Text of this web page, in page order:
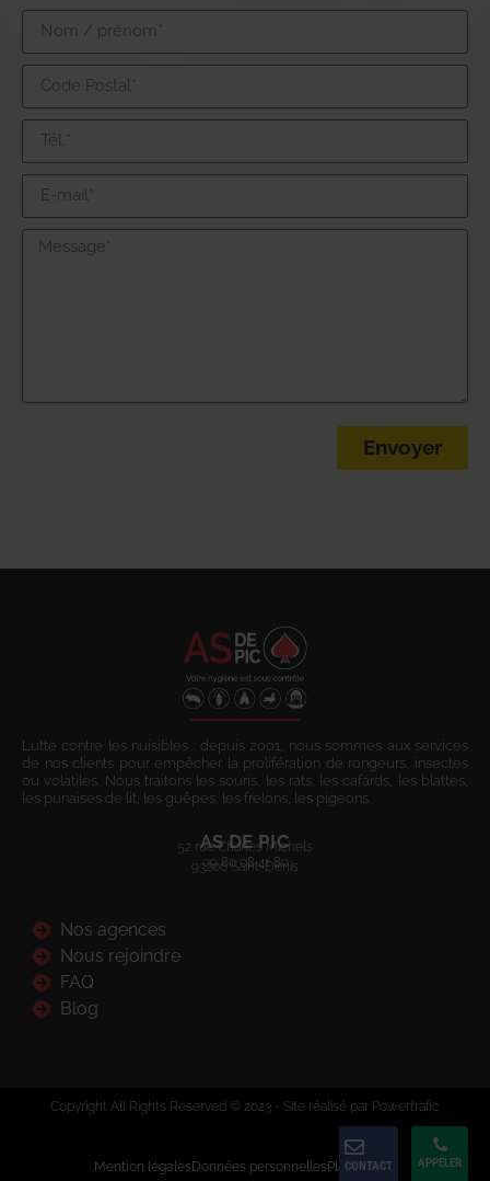
CONTACT
Envoyer
Lutte contre les nuisibles : depuis 2001, nous sommes aux services
de nos clients pour empêcher la prolifération de rongeurs, insectes
ou volatiles. Nous traitons les souris, les rats, les cafards, les blattes,
les punaises de lit, les guêpes, les frelons, les pigeons.
AS DE PIC
52 rue Charles Michels
93200 Saint-Denis
09 80 08 41 80
Nos agences
Nous rejoindre
FAQ
Blog
Copyright All Rights Reserved © 2023 - Site réalisé par Powertrafic
Mention légalesDonnées personnellesPlan du site APPELER